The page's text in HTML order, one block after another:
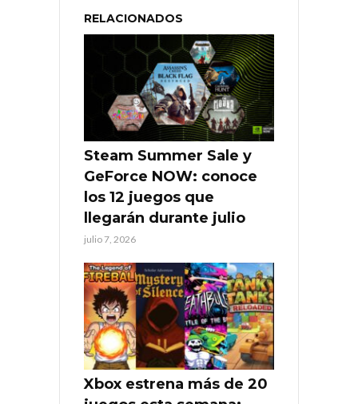
RELACIONADOS
Steam Summer Sale y
GeForce NOW: conoce
los 12 juegos que
llegarán durante julio
julio 7, 2026
Xbox estrena más de 20